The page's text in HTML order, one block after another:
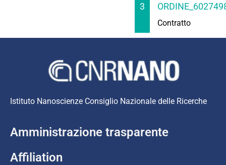
3
Contratto
Istituto Nanoscienze Consiglio Nazionale delle Ricerche
Amministrazione trasparente
Affiliation